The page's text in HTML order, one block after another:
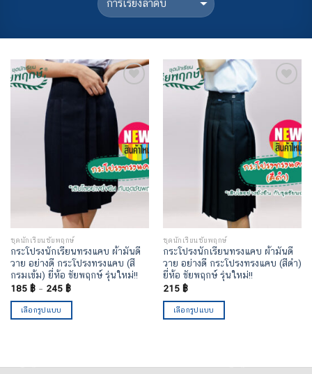
โปรด
ชุดนักเรียนชัยพฤกษ์
กระโปรงนักเรียนทรงแคบ ผ้ามันดี
วาย อย่างดี กระโปรงทรงแคบ (สี
กรมเข้ม) ยี่ห้อ ชัยพฤกษ์ รุ่นใหม่!!
185 ฿– 245 ฿
เลือกรูปแบบ
โปรด
ชุดนักเรียนชัยพฤกษ์
กระโปรงนักเรียนทรงแคบ ผ้ามันดี
วาย อย่างดี กระโปรงทรงแคบ (สีดำ)
ยี่ห้อ ชัยพฤกษ์ รุ่นใหม่!!
215 ฿
เลือกรูปแบบ